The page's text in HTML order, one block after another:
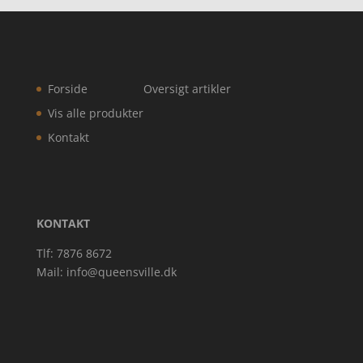
Forside
Vis alle produkter
Kontakt
Oversigt artikler
KONTAKT
Tlf: 7876 8672
Mail: info@queensville.dk